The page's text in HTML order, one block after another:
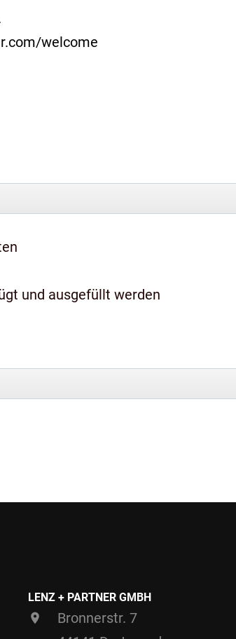
welcome
und ausgefüllt werden
LENZ + PARTNER GMBH
Bronnerstr. 7